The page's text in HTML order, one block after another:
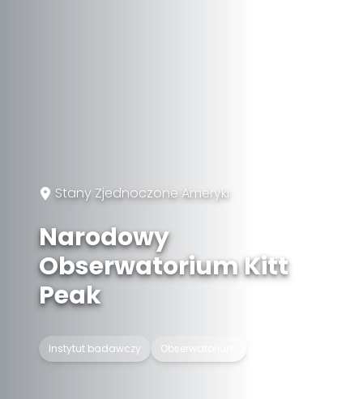
Stany Zjednoczone Ameryki
Narodowy
Obserwatorium Kitt
Peak
Instytut badawczy Obserwatorium